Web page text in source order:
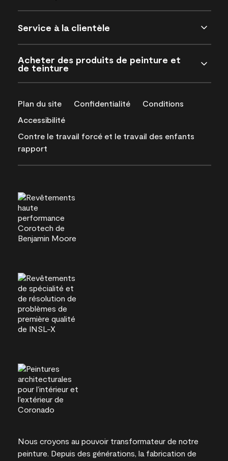
Service à la clientèle
Acheter des produits de peinture et
de teinture
Plan du site Confidentialité
Conditions
Accessibilité
Contre le travail forcé et le travail des enfants
rapport
Nous croyons au pouvoir transformateur de notre
peinture. Depuis des générations, la fabrication de